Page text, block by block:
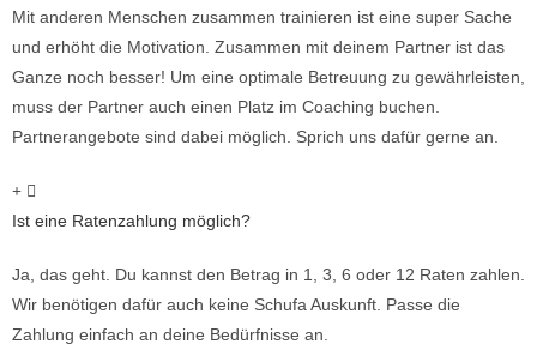
Mit anderen Menschen zusammen trainieren ist eine super Sache
und erhöht die Motivation. Zusammen mit deinem Partner ist das
Ganze noch besser! Um eine optimale Betreuung zu gewährleisten,
muss der Partner auch einen Platz im Coaching buchen.
Partnerangebote sind dabei möglich. Sprich uns dafür gerne an.
Ist eine Ratenzahlung möglich?
Ja, das geht. Du kannst den Betrag in 1, 3, 6 oder 12 Raten zahlen.
Wir benötigen dafür auch keine Schufa Auskunft. Passe die
Zahlung einfach an deine Bedürfnisse an.